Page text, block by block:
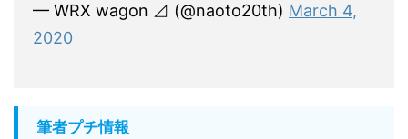
— WRX wagon ⊿ (@naoto20th) March 4,
2020
筆者プチ情報